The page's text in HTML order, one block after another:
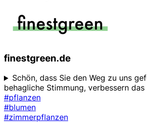
finestgreen.de
Schön, dass Sie den Weg zu uns
behagliche Stimmung, verbessern
#pflanzen
#blumen
#zimmerpflanzen